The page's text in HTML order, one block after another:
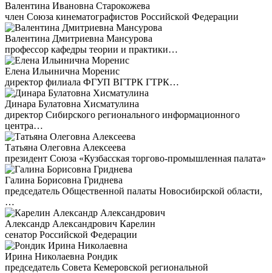
Валентина Ивановна Старокожева
член Союза кинематографистов Российской Федерации
Валентина Дмитриевна Мансурова
профессор кафедры теории и практики…
Елена Ильинична Моренис
директор филиала ФГУП ВГТРК ГТРК…
Динара Булатовна Хисматулина
директор Сибирского регионального информационного
центра…
Татьяна Олеговна Алексеева
президент Союза «Кузбасская торгово-промышленная палата»
Галина Борисовна Гриднева
председатель Общественной палаты Новосибирской области,
…
Александр Александрович Карелин
сенатор Российской Федерации
Ирина Николаевна Рондик
председатель Совета Кемеровской региональной